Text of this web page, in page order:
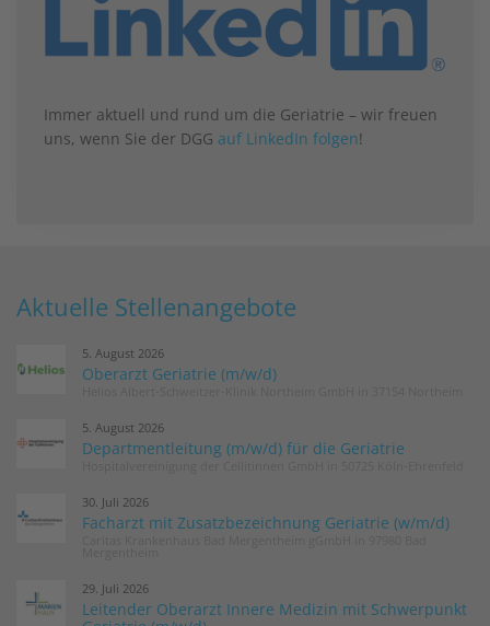
Immer aktuell und rund um die Geriatrie – wir freuen
uns, wenn Sie der DGG auf LinkedIn folgen!
Aktuelle Stellenangebote
5. August 2026
Oberarzt Geriatrie (m/w/d)
5. August 2026
Departmentleitung (m/w/d) für die Geriatrie
30. Juli 2026
Facharzt mit Zusatzbezeichnung Geriatrie (w/m/d)
29. Juli 2026
Leitender Oberarzt Innere Medizin mit Schwerpunkt